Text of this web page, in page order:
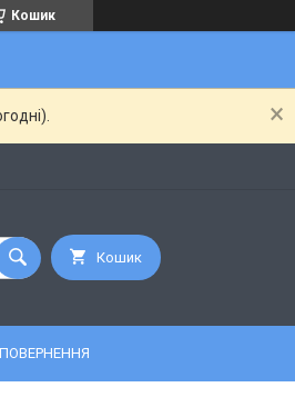
Кошик
Кошик